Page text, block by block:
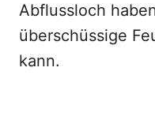
Abflussloch
überschüssige
kann.